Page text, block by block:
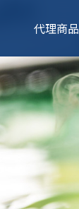
代理商品